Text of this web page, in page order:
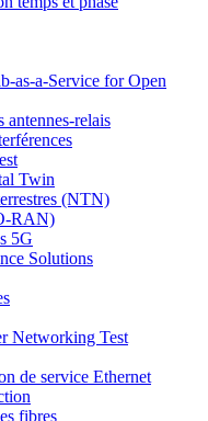
as-a-Service for Open
antennes-relais
Twin
(NTN)
RAN)
5G
Solutions
Networking Test
de service Ethernet
fibres